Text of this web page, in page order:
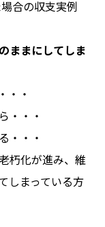
合の収支実例
ままにしてしま
・・
・・・
・・・
朽化が進み、維
しまっている方